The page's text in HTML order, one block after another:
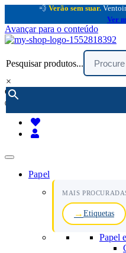
💨 Verão sem suar.
Ver
Avançar para o conteúdo
Pesquisar produtos...
×
encomendar por telefone :
(chamada rede fixa nacional)
Papel
MAIS
Etiquetas
Papel